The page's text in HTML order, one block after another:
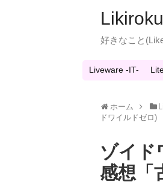
Likiroku
好きなこと
Liveware -IT-
ホーム
ドワイルドゼロ)
ゾイド
感想「